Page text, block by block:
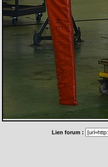
Lien forum :